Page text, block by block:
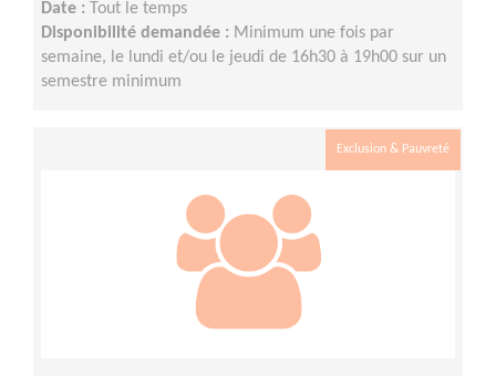
Date : Tout le temps
Disponibilité demandée : Minimum une fois par
semaine, le lundi et/ou le jeudi de 16h30 à 19h00 sur un
semestre minimum
Exclusion & Pauvreté